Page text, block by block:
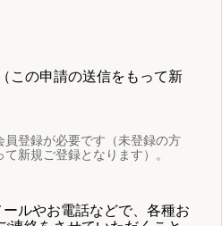
この申請の送信をもって新
登録が必要です（未登録の方
新規ご登録となります）。
ルやお電話などで、各種お